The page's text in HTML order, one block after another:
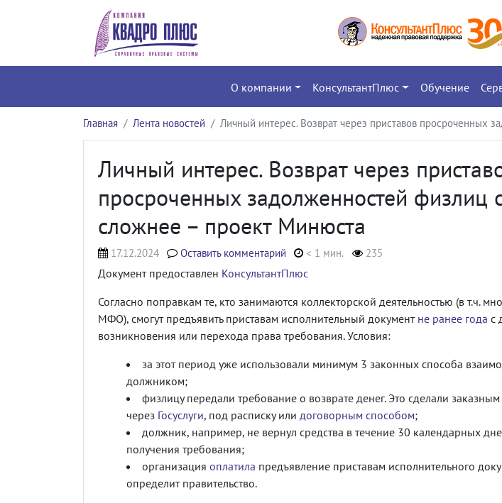
О компании КонсультантПлюс Обучение
Главная Лента новостей Личный интерес. Возврат через приставов просроченных
Личный интерес. Возврат через
просроченных задолженностей физлиц
сложнее – проект Минюста
17.12.2024 Оставить комментарий < 1 мин. 235
Документ предоставлен КонсультантПлюс
Согласно поправкам те, кто занимаются коллекторской деятельностью (в т.ч.
МФО), смогут предъявить приставам исполнительный документ не ранее года с
возникновения или перехода права требования. Условия:
за этот период уже использовали минимум 3 законных способа
должником;
физлицу передали требование о возврате денег. Это сделали
через Госуслуги, под расписку или договорным способом;
должник, например, не вернул средства в течение 30 календарных
получения требования;
организация оплатила предъявление приставам исполнительного
определит правительство.